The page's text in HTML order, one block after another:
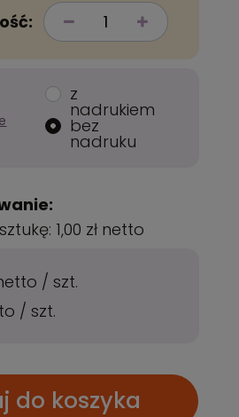
z
nadrukiem
bez
nadruku
1,00 zł netto
/szt.
/szt.
do koszyka